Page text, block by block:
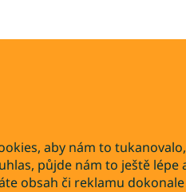
aby nám to
půjde nám to ještě lépe
obsah či reklamu